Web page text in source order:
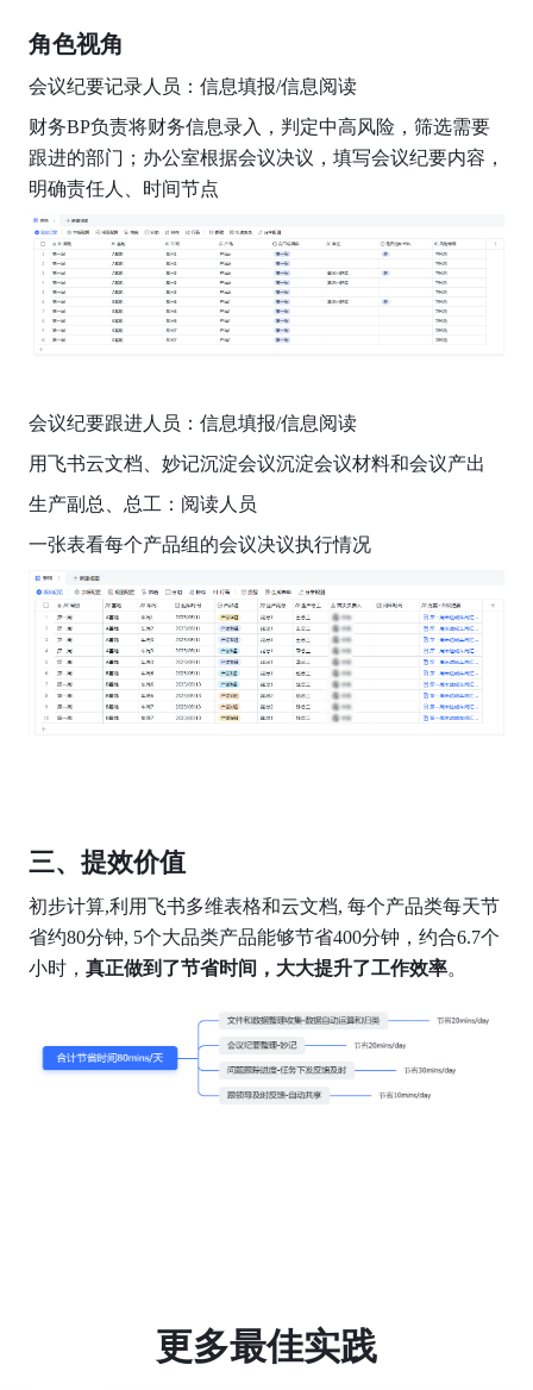
角色视角
会议纪要记录人员：信息填报/信息阅读
财务BP负责将财务信息录入，判定中高风险，筛选需要
跟进的部门；办公室根据会议决议，填写会议纪要内容，
明确责任人、时间节点
会议纪要跟进人员：信息填报/信息阅读
用飞书云文档、妙记沉淀会议沉淀会议材料和会议产出
生产副总、总工：阅读人员
一张表看每个产品组的会议决议执行情况
三、提效价值
初步计算,利用飞书多维表格和云文档, 每个产品类每天节
省约80分钟, 5个大品类产品能够节省400分钟，约合6.7个
小时， 真正做到了节省时间，大大提升了工作效率。
更多最佳实践